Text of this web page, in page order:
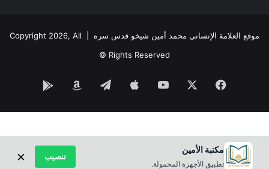
موقع العلامة الإنساني محمد أمين شيخو قدس سره
| Copyright 2026, All
Rights Reserved ©
فيسبوك ‫YouTube تيلقرام Amazon
Play
مكتبة الأمين
تطبيق الأجهزة المحمولة.
تنصيب ×